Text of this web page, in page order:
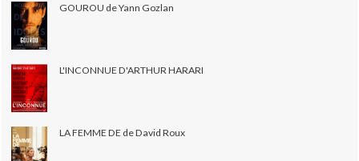
GOUROU de Yann Gozlan
L'INCONNUE D'ARTHUR HARARI
LA FEMME DE de David Roux